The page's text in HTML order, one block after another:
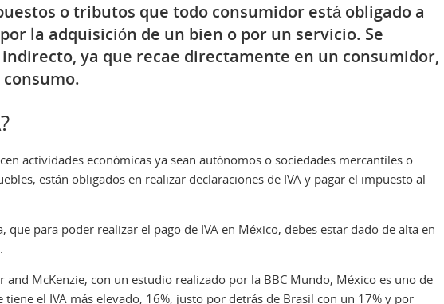
o tributos que todo consumidor está obligado a
la adquisición de un bien o por un servicio. Se
ya que recae directamente en un consumidor,
actividades económicas ya sean autónomos o sociedades mercantiles o
están obligados en realizar declaraciones de IVA y pagar el impuesto al
que para poder realizar el pago de IVA en México, debes estar dado de alta en
and McKenzie, con un estudio realizado por la BBC Mundo, México es uno de
tiene el IVA más elevado, 16%, justo por detrás de Brasil con un 17% y por